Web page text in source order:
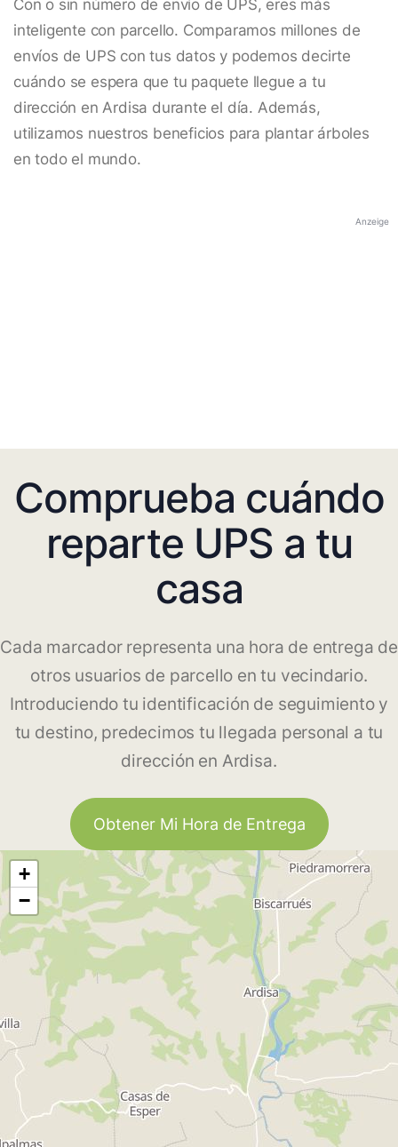
Con o sin número de envío de UPS, eres más
inteligente con parcello. Comparamos millones de
envíos de UPS con tus datos y podemos decirte
cuándo se espera que tu paquete llegue a tu
dirección en Ardisa durante el día. Además,
utilizamos nuestros beneficios para plantar árboles
en todo el mundo.
Anzeige
Comprueba cuándo
reparte UPS a tu
casa
Cada marcador representa una hora de entrega de
otros usuarios de parcello en tu vecindario.
Introduciendo tu identificación de seguimiento y
tu destino, predecimos tu llegada personal a tu
dirección en Ardisa.
Obtener Mi Hora de Entrega
+
−